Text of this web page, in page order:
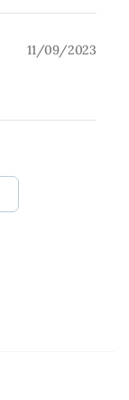
11/09/2023